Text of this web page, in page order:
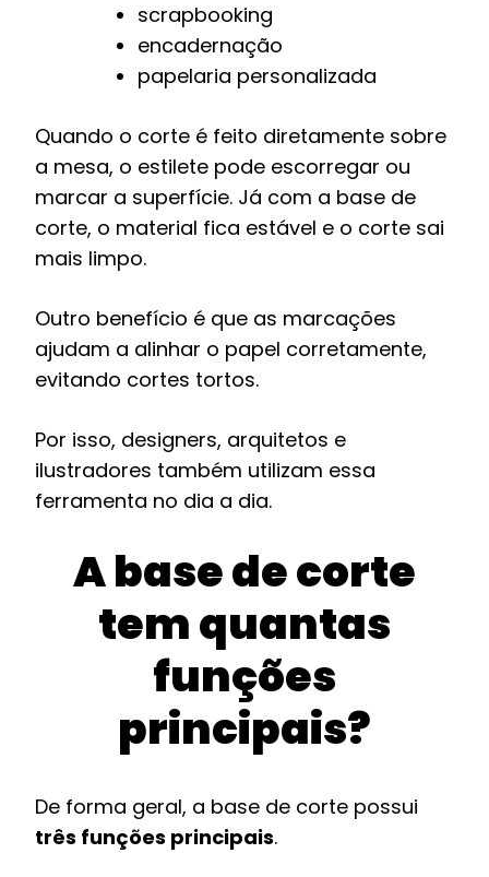
scrapbooking
encadernação
papelaria personalizada
Quando o corte é feito diretamente sobre
a mesa, o estilete pode escorregar ou
marcar a superfície. Já com a base de
corte, o material fica estável e o corte sai
mais limpo.
Outro benefício é que as marcações
ajudam a alinhar o papel corretamente,
evitando cortes tortos.
Por isso, designers, arquitetos e
ilustradores também utilizam essa
ferramenta no dia a dia.
A base de corte
tem quantas
funções
principais?
De forma geral, a base de corte possui
três funções principais.